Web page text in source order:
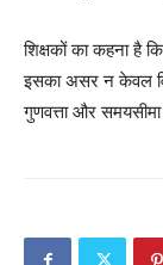
शिक्षकों का कहना है
इसका असर न केवल
गुणवत्ता और समयसीमा